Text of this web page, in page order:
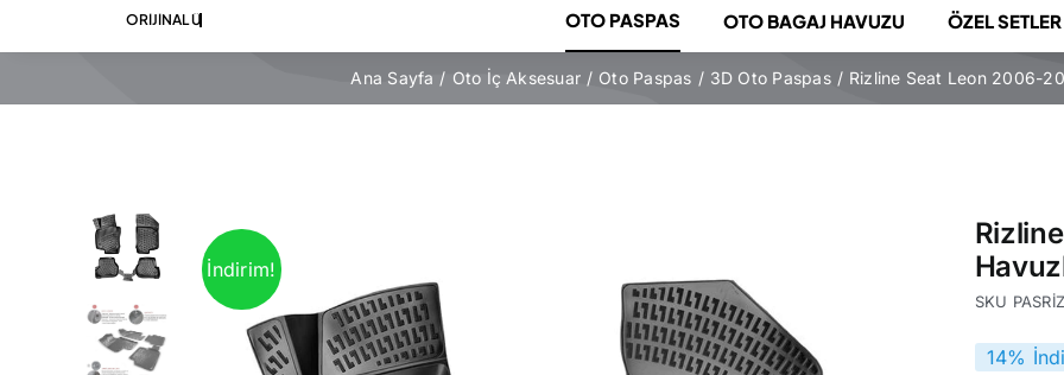
OTO PASPAS OTO BAGAJ HAVUZU ÖZEL SETLER
Ana Sayfa Oto İç Aksesuar Oto Paspas 3D Oto Paspas Rizline Seat Leon 2006-
İndirim!
SKU
14%